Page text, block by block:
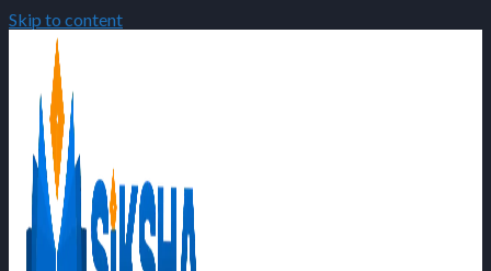
Skip to content